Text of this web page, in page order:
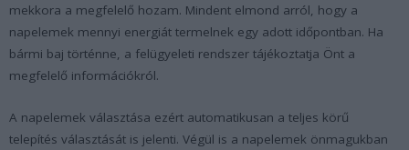
mekkora a megfelelő hozam. Mindent elmond arról, hogy a
napelemek mennyi energiát termelnek egy adott időpontban. Ha
bármi baj történne, a felügyeleti rendszer tájékoztatja Önt a
megfelelő információkról.
A napelemek választása ezért automatikusan a teljes körű
telepítés választását is jelenti. Végül is a napelemek önmagukban